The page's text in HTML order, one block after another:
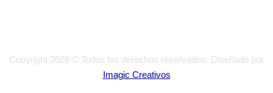
Copyright 2026 © Todos los derechos reservados. Diseñado por
Imagic Creativos